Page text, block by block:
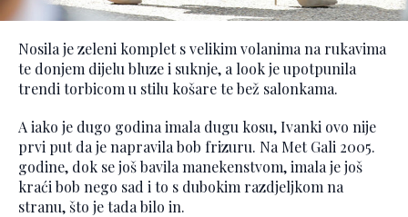
Nosila je zeleni komplet s velikim volanima na rukavima
te donjem dijelu bluze i suknje, a look je upotpunila
trendi torbicom u stilu košare te bež salonkama.
A iako je dugo godina imala dugu kosu, Ivanki ovo nije
prvi put da je napravila bob frizuru. Na Met Gali 2005.
godine, dok se još bavila manekenstvom, imala je još
kraći bob nego sad i to s dubokim razdjeljkom na
stranu, što je tada bilo in.